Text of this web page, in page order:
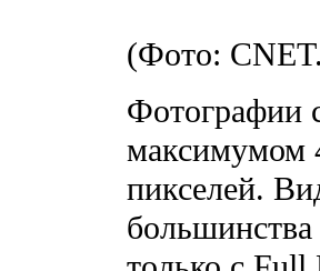
(Фото:
Фотографии
максимумом
пикселей.